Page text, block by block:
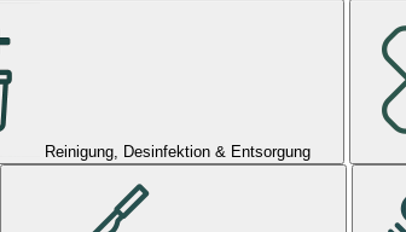
Reinigung, Desinfektion & Entsorgung